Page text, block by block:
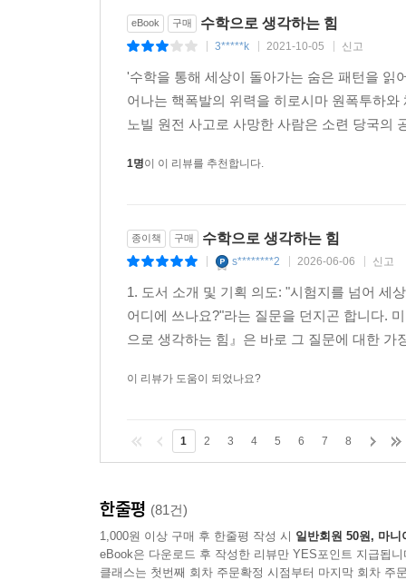
시사한다.
7장 〈팬데믹 시대, 수학은 어떻게 무기가 되는
전염병에 걸렸을 때 집에서 쉬는 것이 실제 질
기업들이 병가 정책에 꼭 반영해야 할 기준을 제시
─ 「커커스 리뷰」
이것이 바로 현실 수학! 세상이 이토록 수학적임
─ 「타임스 에듀케이셔널 서플먼트」
흥미롭게 펼쳐놓은 이 책은, 호기심 많고 열린 마
일상생활에서 수학의 쓰임이란 게 식당에서 팁을
eBook 구매 수학으로 생각하는 힘
3*****k 2021-10-05 신고
'수학을 통해 세상이 돌아가는 숨은 패턴을 읽
어나는 핵폭발의 위력을 히로시마 원폭투하
노빌 원전 사고로 사망한 사람은 소련 당국의
1명이 이 리뷰를 추천합니다.
종이책 구매 수학으로 생각하는 힘
s********2 2026-06-06 신고
1. 도서 소개 및 기획 의도: "시험지를 넘어 세
어디에 쓰나요?"라는 질문을 던지곤 합니다.
으로 생각하는 힘』은 바로 그 질문에 대한
이 리뷰가 도움이 되었나요?
1 2 3 4 5 6 7 8
한줄평 (81건)
1,000원 이상 구매 후 한줄평 작성 시 일반회원 50원, 마니
eBook은 다운로드 후 작성한 리뷰만 YES포인트 지급됩니
클래스는 첫번째 회차 주문확정 시점부터 마지막 회차 주